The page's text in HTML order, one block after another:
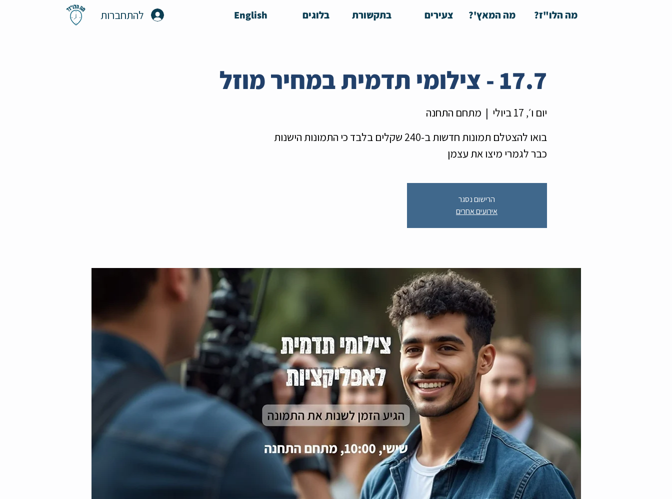
מה הלו"ז? מה המאץ'? צעירים בתקשורת בלוגים English להתחברות
17.7 - צילומי תדמית במחיר מוזל
יום ו׳, 17 ביולי
  |
מתחם התחנה
בואו להצטלם תמונות חדשות ב-240 שקלים בלבד כי התמונות הישנות
כבר לגמרי מיצו את עצמן
הרישום נסגר
אירועים אחרים